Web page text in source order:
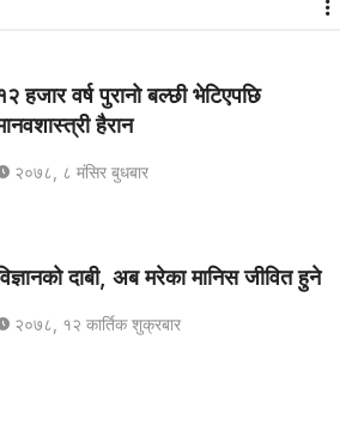
हजार वर्ष पुरानो बल्छी भेटिएपछि
हैरान
२०७८, ८ मंसिर बुधबार
दाबी, अब मरेका मानिस जीवित हुने
२०७८, १२ कार्तिक शुक्रबार